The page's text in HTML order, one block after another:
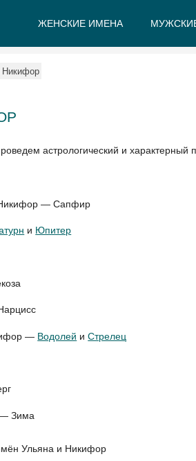
ЖЕНСКИЕ ИМЕНА
Никифор
астрологический и характерный
Никифор — Сапфир
и Юпитер
— Водолей иСтрелец
— Зима